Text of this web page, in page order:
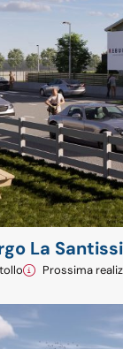
La
Prossima